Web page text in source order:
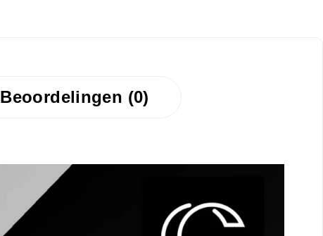
Beoordelingen (0)